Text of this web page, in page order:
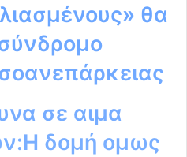
θα
σε αιμα
δομή ομως